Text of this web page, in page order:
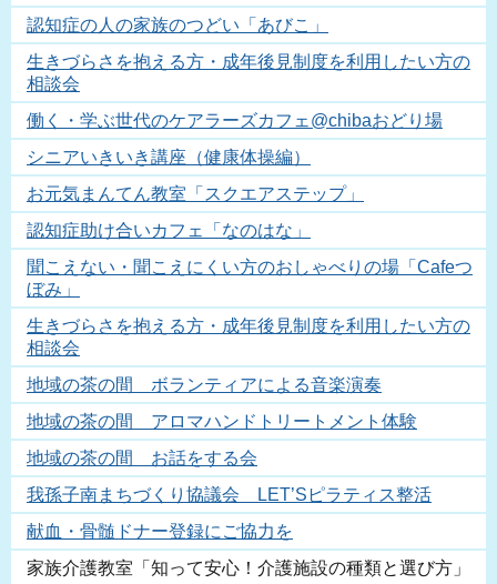
認知症の人の家族のつどい「あびこ」
生きづらさを抱える方・成年後見制度を利用したい方の
相談会
働く・学ぶ世代のケアラーズカフェ@chibaおどり場
シニアいきいき講座（健康体操編）
お元気まんてん教室「スクエアステップ」
認知症助け合いカフェ「なのはな」
聞こえない・聞こえにくい方のおしゃべりの場「Cafeつ
ぼみ」
生きづらさを抱える方・成年後見制度を利用したい方の
相談会
地域の茶の間 ボランティアによる音楽演奏
地域の茶の間 アロマハンドトリートメント体験
地域の茶の間 お話をする会
我孫子南まちづくり協議会 LET’Sピラティス整活
献血・骨髄ドナー登録にご協力を
家族介護教室「知って安心！介護施設の種類と選び方」